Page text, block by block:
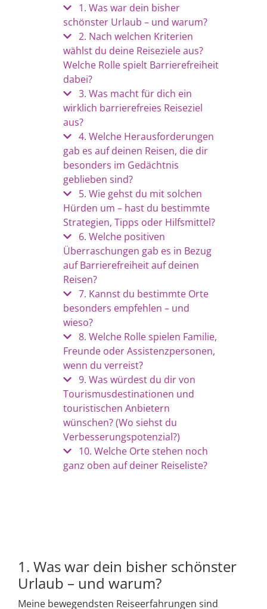
1. Was war dein bisher
schönster Urlaub – und warum?
2. Nach welchen Kriterien
wählst du deine Reiseziele aus?
Welche Rolle spielt Barrierefreiheit
dabei?
3. Was macht für dich ein
wirklich barrierefreies Reiseziel
aus?
4. Welche Herausforderungen
gab es auf deinen Reisen, die dir
besonders im Gedächtnis
geblieben sind?
5. Wie gehst du mit solchen
Hürden um – hast du bestimmte
Strategien, Tipps oder Hilfsmittel?
6. Welche positiven
Überraschungen gab es in Bezug
auf Barrierefreiheit auf deinen
Reisen?
7. Kannst du bestimmte Orte
besonders empfehlen – und
wieso?
8. Welche Rolle spielen Familie,
Freunde oder Assistenzpersonen,
wenn du verreist?
9. Was würdest du dir von
Tourismusdestinationen und
touristischen Anbietern
wünschen? (Wo siehst du
Verbesserungspotenzial?)
10. Welche Orte stehen noch
ganz oben auf deiner Reiseliste?
1. Was war dein bisher schönster
Urlaub – und warum?
Meine bewegendsten Reiseerfahrungen sind